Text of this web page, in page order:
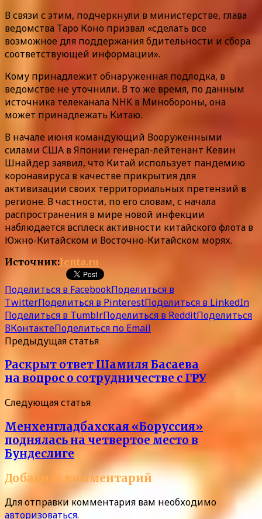
В связи с этим, подчеркнули в министерстве, глава
ведомства Таро Коно призвал «сделать все
возможное для поддержания бдительности и сбора
соответствующей информации».
Кому принадлежит обнаруженная подлодка, в
ведомстве не уточнили. В то же время, по данным
источника телеканала NHK в Минобороны, она
может принадлежать Китаю.
В начале июня командующий Вооруженными
силами США в Японии генерал-лейтенант Кевин
Шнайдер заявил, что Китай использует пандемию
коронавируса в качестве прикрытия для
активизации своих территориальных претензий в
регионе. В частности, по его словам, с начала
распространения в мире новой инфекции
наблюдается всплеск активности китайского флота в
Южно-Китайском и Восточно-Китайском морях.
Источник:lenta.ru
Поделиться в FacebookПоделиться в
TwitterПоделиться в PinterestПоделиться в LinkedIn
Поделиться в TumblrПоделиться в RedditПоделиться
ВКонтактеПоделиться по Email
Предыдущая статья
Раскрыт ответ Шамиля Басаева
на вопрос о сотрудничестве с ГРУ
Следующая статья
Менхенгладбахская «Боруссия»
поднялась на четвертое место в
Бундеслиге
Добавить комментарий
Для отправки комментария вам необходимо
авторизоваться.